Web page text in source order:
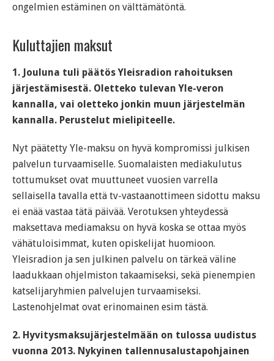
ongelmien estäminen on välttämätöntä.
Kuluttajien maksut
1. Jouluna tuli päätös Yleisradion rahoituksen
järjestämisestä. Oletteko tulevan Yle-veron
kannalla, vai oletteko jonkin muun järjestelmän
kannalla. Perustelut mielipiteelle.
Nyt päätetty Yle-maksu on hyvä kompromissi julkisen
palvelun turvaamiselle. Suomalaisten mediakulutus
tottumukset ovat muuttuneet vuosien varrella
sellaisella tavalla että tv-vastaanottimeen sidottu maksu
ei enää vastaa tätä päivää. Verotuksen yhteydessä
maksettava mediamaksu on hyvä koska se ottaa myös
vähätuloisimmat, kuten opiskelijat huomioon.
Yleisradion ja sen julkinen palvelu on tärkeä väline
laadukkaan ohjelmiston takaamiseksi, sekä pienempien
katselijaryhmien palvelujen turvaamiseksi.
Lastenohjelmat ovat erinomainen esim tästä.
2. Hyvitysmaksujärjestelmään on tulossa uudistus
vuonna 2013. Nykyinen tallennusalustapohjainen